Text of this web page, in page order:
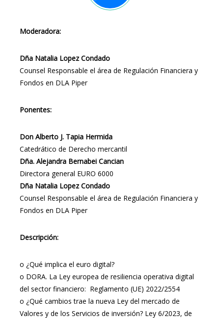
Moderadora:
Dña Natalia Lopez Condado
Counsel Responsable el área de Regulación Financiera y
Fondos en DLA Piper
Ponentes:
Don Alberto J. Tapia Hermida
Catedrático de Derecho mercantil
Dña. Alejandra Bernabei Cancian
Directora general EURO 6000
Dña Natalia Lopez Condado
Counsel Responsable el área de Regulación Financiera y
Fondos en DLA Piper
Descripción:
o ¿Qué implica el euro digital?
o DORA. La Ley europea de resiliencia operativa digital
del sector financiero: Reglamento (UE) 2022/2554
o ¿Qué cambios trae la nueva Ley del mercado de
Valores y de los Servicios de inversión? Ley 6/2023, de